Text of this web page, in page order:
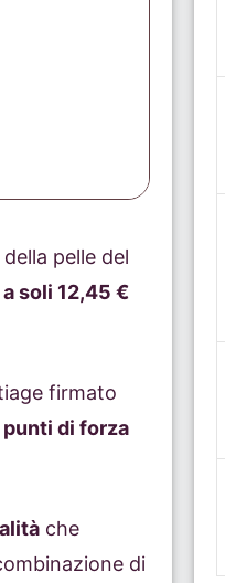
pelle del
soli 12,45 €
firmato
punti di forza
che
di